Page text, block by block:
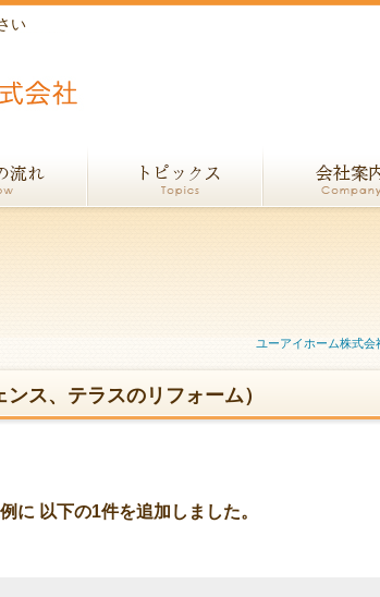
い
ユーアイホーム株式会
ス、テラスのリフォーム）
に 以下の1件を追加しました。